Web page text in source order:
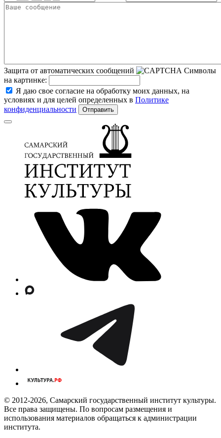
Защита от автоматических сообщений
Символы
на картинке:
Я даю свое согласие на обработку моих данных, на
условиях и для целей определенных в Политике
конфиденциальности
© 2012-2026, Самарский государственный институт культуры.
Все права защищены. По вопросам размещения и
использования материалов обращаться к администрации
института.